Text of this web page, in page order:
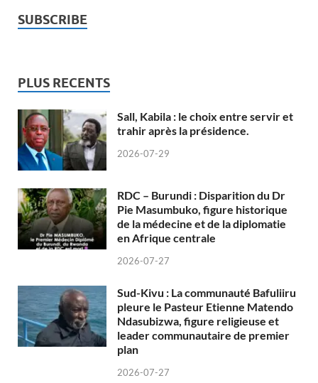
SUBSCRIBE
PLUS RECENTS
Sall, Kabila : le choix entre servir et
trahir après la présidence.
2026-07-29
RDC – Burundi : Disparition du Dr
Pie Masumbuko, figure historique
de la médecine et de la diplomatie
en Afrique centrale
2026-07-27
Sud-Kivu : La communauté Bafuliiru
pleure le Pasteur Etienne Matendo
Ndasubizwa, figure religieuse et
leader communautaire de premier
plan
2026-07-27